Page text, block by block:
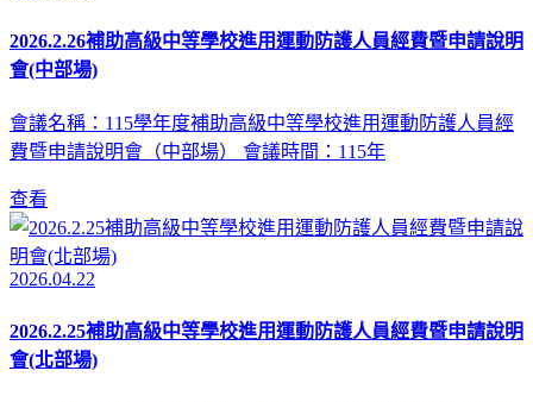
2026.2.26補助高級中等學校進用運動防護人員經費暨申請說明
會(中部場)
會議名稱：115學年度補助高級中等學校進用運動防護人員經
費暨申請說明會（中部場） 會議時間：115年
查看
2026.04.22
2026.2.25補助高級中等學校進用運動防護人員經費暨申請說明
會(北部場)